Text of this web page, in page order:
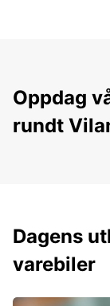
Oppdag
rundt
Dagens
varebiler